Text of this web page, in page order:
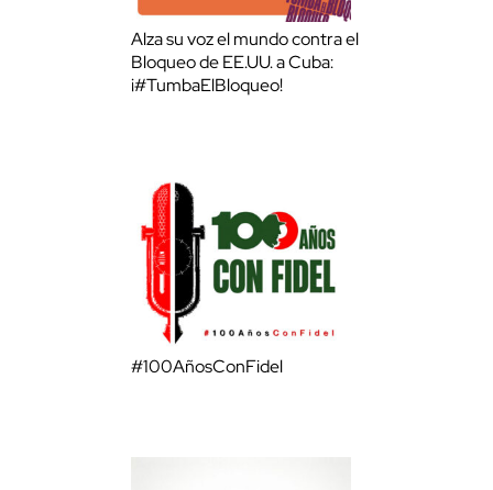
Alza su voz el mundo contra el
Bloqueo de EE.UU. a Cuba:
¡#TumbaElBloqueo!
#100AñosConFidel